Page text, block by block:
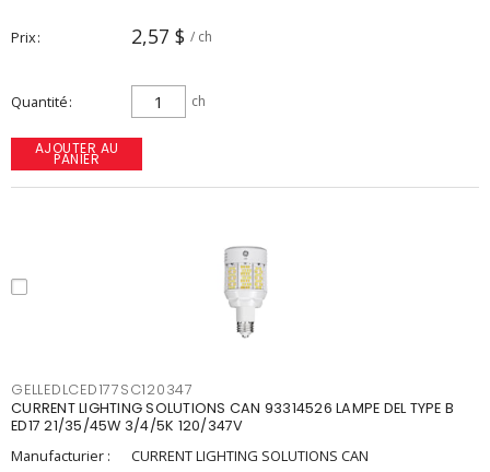
Prix 2,57 $ / ch
Quantité ch
AJOUTER AU
PANIER
GELLEDLCED177SC120347
CURRENT LIGHTING SOLUTIONS CAN 93314526 LAMPE DEL TYPE B
ED17 21/35/45W 3/4/5K 120/347V
Manufacturier :
CURRENT LIGHTING SOLUTIONS CAN